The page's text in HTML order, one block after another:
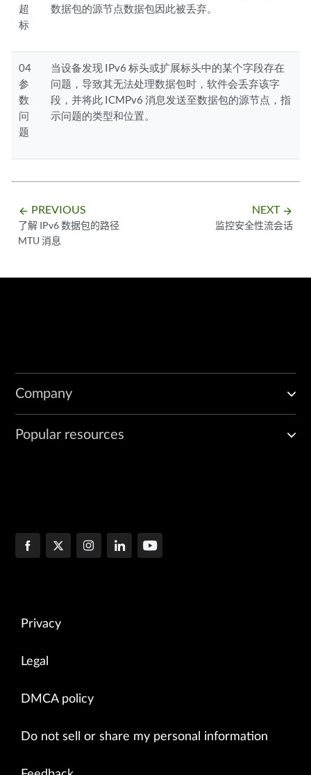
超
标
数据包的源节点数据包因此被丢弃。
04
参
数
问
题
当设备发现 IPv6 标头或扩展标头中的某个字段存在
问题，导致其无法处理数据包时，软件会丢弃该字
段，并将此 ICMPv6 消息发送至数据包的源节点，指
示问题的类型和位置。
arrow_backward PREVIOUS
了解 IPv6 数据包的路径
MTU 消息
NEXT arrow_forward
监控安全性流会话
Company
Popular resources
Privacy
Legal
DMCA policy
Do not sell or share my personal information